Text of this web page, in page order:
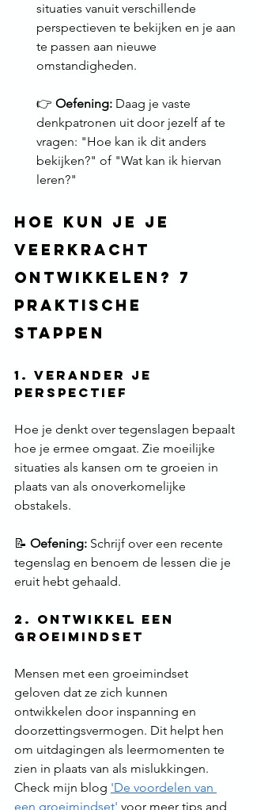
situaties vanuit verschillende
perspectieven te bekijken en je aan
te passen aan nieuwe
omstandigheden.
👉 Oefening: Daag je vaste
denkpatronen uit door jezelf af te
vragen: "Hoe kan ik dit anders
bekijken?" of "Wat kan ik hiervan
leren?"
Hoe Kun Je Je
Veerkracht
Ontwikkelen? 7
praktische
stappen
1. Verander je
Perspectief
Hoe je denkt over tegenslagen bepaalt
hoe je ermee omgaat. Zie moeilijke
situaties als kansen om te groeien in
plaats van als onoverkomelijke
obstakels.
📝 Oefening: Schrijf over een recente
tegenslag en benoem de lessen die je
eruit hebt gehaald.
2. Ontwikkel een
Groeimindset
Mensen met een groeimindset
geloven dat ze zich kunnen
ontwikkelen door inspanning en
doorzettingsvermogen. Dit helpt hen
om uitdagingen als leermomenten te
zien in plaats van als mislukkingen.
Check mijn blog 'De voordelen van
een groeimindset' voor meer tips and